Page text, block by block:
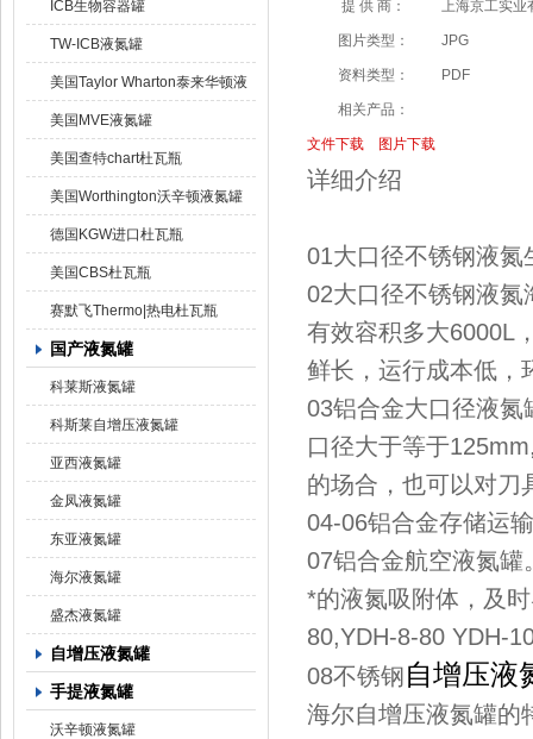
ICB生物容器罐
TW-ICB液氮罐
美国Taylor Wharton泰来华顿液
氮罐
美国MVE液氮罐
美国查特chart杜瓦瓶
美国Worthington沃辛顿液氮罐
德国KGW进口杜瓦瓶
美国CBS杜瓦瓶
赛默飞Thermo|热电杜瓦瓶
国产液氮罐
科莱斯液氮罐
科斯莱自增压液氮罐
亚西液氮罐
金凤液氮罐
东亚液氮罐
海尔液氮罐
盛杰液氮罐
自增压液氮罐
手提液氮罐
沃辛顿液氮罐
提 供 商： 上海京工实业
图片类型： JPG
资料类型： PDF
相关产品：
文件下载 图片下载
详细介绍
01大口径不锈钢液氮
02大口径不锈钢液氮
有效容积多大6000L
鲜长，运行成本低，
03铝合金大口径液氮
口径大于等于
的场合，也可以对刀
04-06铝合金存储运
07铝合金航空液氮罐
*的液氮吸附体，及
80,YDH-8-80 YDH-
08不锈钢自增压液
海尔自增压液氮罐的